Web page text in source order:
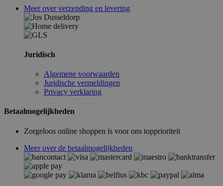
Meer over verzending en levering
Juridisch
Algemene voorwaarden
Juridische vermeldingen
Privacy verklaring
Betaalmogelijkheden
Zorgeloos online shoppen is voor ons topprioriteit
Meer over de betaalmogelijkheden